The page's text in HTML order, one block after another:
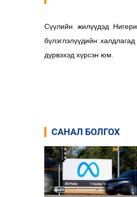
Сүүлийн жилүүдэд
бүлэглэлүүдийн
дүрвэхэд хүрсэн юм.
САНАЛ БОЛГОХ